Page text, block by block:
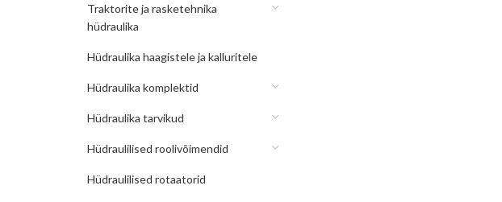
Traktorite ja rasketehnika
hüdraulika
Hüdraulika haagistele ja kalluritele
Hüdraulika komplektid
Hüdraulika tarvikud
Hüdraulilised roolivõimendid
Hüdraulilised rotaatorid